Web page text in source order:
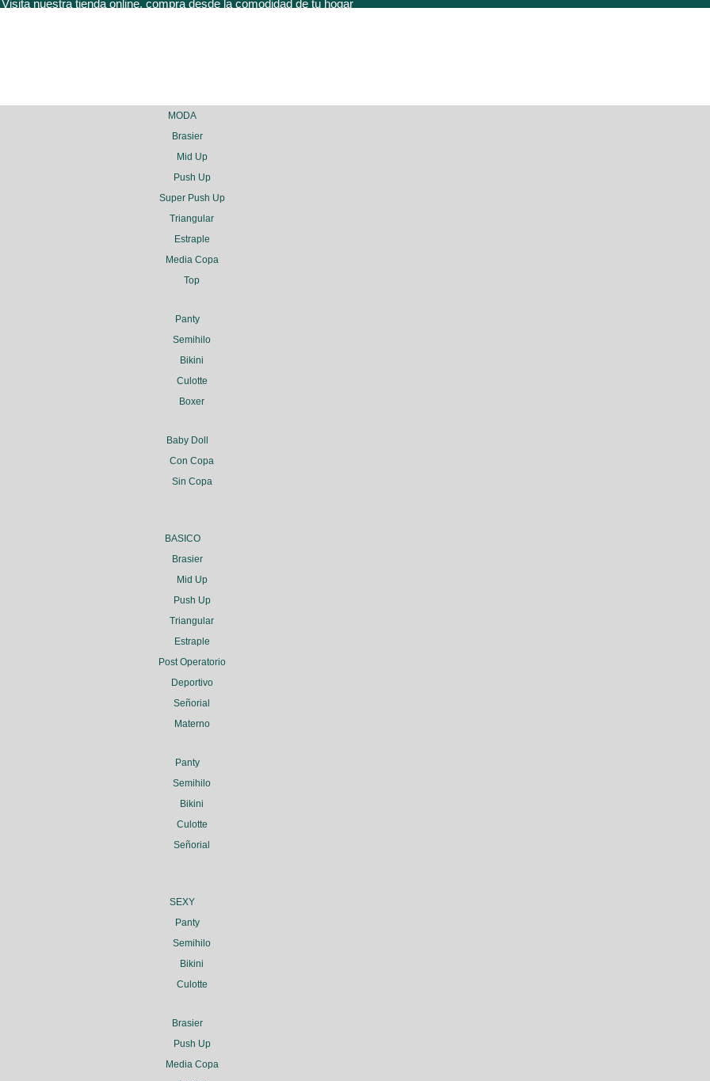
Visita nuestra tienda online, compra desde la comodidad de tu hogar
MODA
Brasier
Mid Up
Push Up
Super Push Up
Triangular
Estraple
Media Copa
Top
Panty
Semihilo
Bikini
Culotte
Boxer
Baby Doll
Con Copa
Sin Copa
BASICO
Brasier
Mid Up
Push Up
Triangular
Estraple
Post Operatorio
Deportivo
Señorial
Materno
Panty
Semihilo
Bikini
Culotte
Señorial
SEXY
Panty
Semihilo
Bikini
Culotte
Brasier
Push Up
Media Copa
la navegación para localizar la entrada.